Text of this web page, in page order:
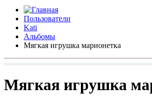
Пользователи
Kati
Альбомы
Мягкая игрушка марионетка
Мягкая игрушка